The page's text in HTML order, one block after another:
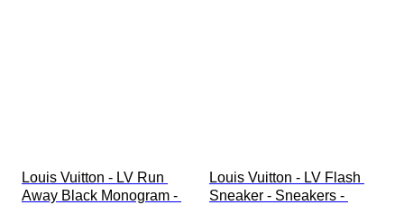
Louis Vuitton - LV Run
Away Black Monogram -
Louis Vuitton - LV Flash
Sneaker - Sneakers -